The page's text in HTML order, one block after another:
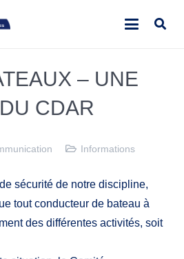
– UNE
CDAR
Informations
sécurité de notre discipline,
tout conducteur de bateau à
des différentes activités, soit